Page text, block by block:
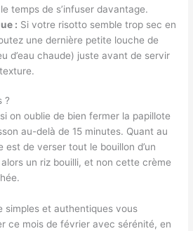
temps de s’infuser davantage.
: Si votre risotto semble trop sec en
une dernière petite louche de
d’eau chaude) juste avant de servir
?
on oublie de bien fermer la papillote
au-delà de 15 minutes. Quant au
est de verser tout le bouillon d’un
un riz bouilli, et non cette crème
simples et authentiques vous
ce mois de février avec sérénité, en